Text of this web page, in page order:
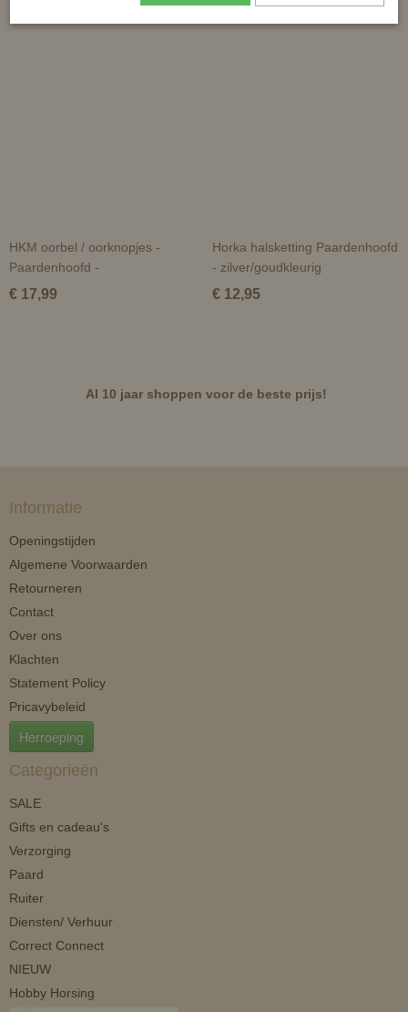
HKM oorbel / oorknopjes -
Paardenhoofd -
€ 17,99
Horka halsketting Paardenhoofd
- zilver/goudkleurig
€ 12,95
Al 10 jaar shoppen voor de beste prijs!
Informatie
Openingstijden
Algemene Voorwaarden
Retourneren
Contact
Over ons
Klachten
Statement Policy
Pricavybeleid
Herroeping
Categorieën
SALE
Gifts en cadeau's
Verzorging
Paard
Ruiter
Diensten/ Verhuur
Correct Connect
NIEUW
Hobby Horsing